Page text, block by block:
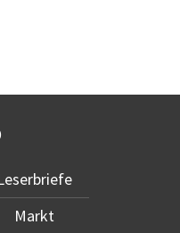
Markt